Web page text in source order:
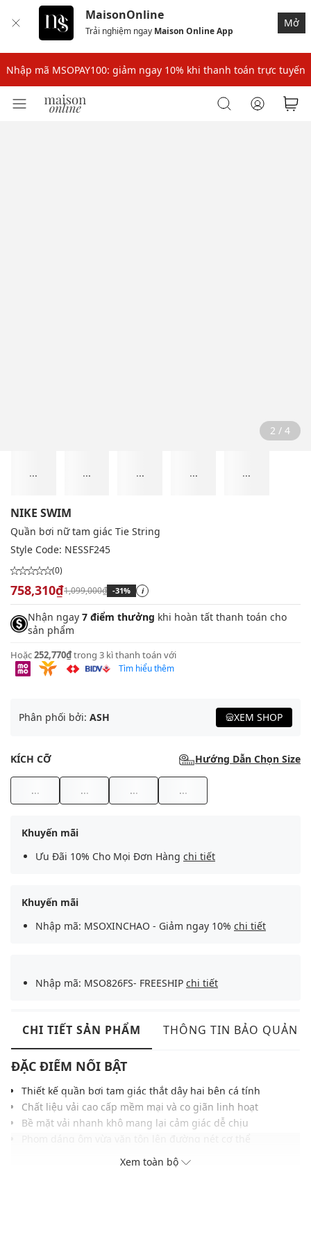
MaisonOnline
Trải nghiệm ngay Maison Online App
Mở
Nhập mã: MSOXINCHAO - Giảm 10% đơn đầu cho thành viên mới!
Nhập mã MSOPAY100: giảm ngay 10% khi thanh toán trực tuyến
Nhập mã: MSOXINCHAO - Giảm 10% đơn đầu cho thành viên mới!
2 / 4
... ... ... ... ...
NIKE SWIM
Quần bơi nữ tam giác Tie String
Style Code: NESSF245
(0)
758,310₫1,099,000₫ -31% i
Nhận ngay 7 điểm thưởng khi hoàn tất thanh toán cho
sản phẩm
Hoặc252,770₫trong 3 kì thanh toán với
Tìm hiểu thêm
Phân phối bởi: ASH XEM SHOP
KÍCH CỠ Hướng Dẫn Chọn Size
... ... ... ...
Khuyến mãi
Ưu Đãi 10% Cho Mọi Đơn Hàng chi tiết
Khuyến mãi
Nhập mã: MSOXINCHAO - Giảm ngay 10% chi tiết
Nhập mã: MSO826FS- FREESHIP chi tiết
CHI TIẾT SẢN PHẨM THÔNG TIN BẢO QUẢN
ĐẶC ĐIỂM NỔI BẬT
Thiết kế quần bơi tam giác thắt dây hai bên cá tính
Chất liệu vải cao cấp mềm mại và co giãn linh hoạt
Bề mặt vải nhanh khô mang lại cảm giác dễ chịu
Họa tiết trơn đơn giản kết hợp gam màu hiện đại
Phù hợp phối cùng các mẫu áo bơi năng động
Xem toàn bộ